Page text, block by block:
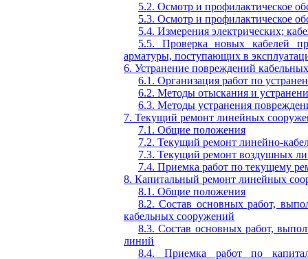
5.2. Осмотр и профилактическое
5.3. Осмотр и профилактическое
5.4. Измерения электрических;
5.5. Проверка новых кабелей
арматуры, поступающих в
6. Устранение повреждений
6.1. Организация работ по
6.2. Методы отыскания и
6.3. Методы устранения
7. Текущий ремонт линейных
7.1. Общие положения
7.2. Текущий ремонт линейно-
7.3. Текущий ремонт воздушных
7.4. Приемка работ по текущему
8. Капитальный ремонт линейных
8.1. Общие положения
8.2. Состав основных работ,
кабельных сооружений
8.3. Состав основных работ,
линий
8.4. Приемка работ по